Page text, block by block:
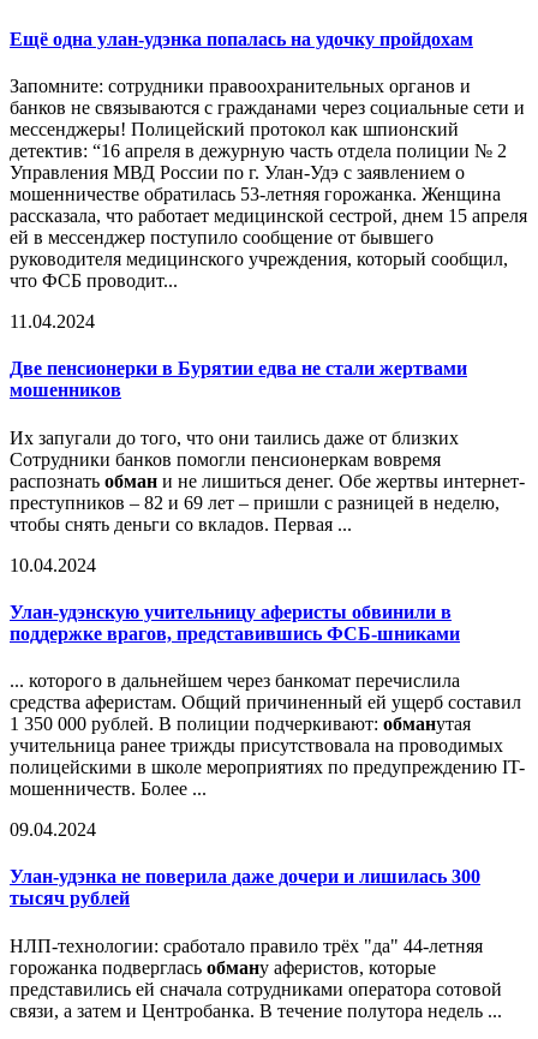
Ещё одна улан-удэнка попалась на удочку пройдохам
Запомните: сотрудники правоохранительных органов и
банков не связываются с гражданами через социальные сети и
мессенджеры! Полицейский протокол как шпионский
детектив: “16 апреля в дежурную часть отдела полиции № 2
Управления МВД России по г. Улан-Удэ с заявлением о
мошенничестве обратилась 53-летняя горожанка. Женщина
рассказала, что работает медицинской сестрой, днем 15 апреля
ей в мессенджер поступило сообщение от бывшего
руководителя медицинского учреждения, который сообщил,
что ФСБ проводит...
11.04.2024
Две пенсионерки в Бурятии едва не стали жертвами
мошенников
Их запугали до того, что они таились даже от близких
Сотрудники банков помогли пенсионеркам вовремя
распознать обман и не лишиться денег. Обе жертвы интернет-
преступников – 82 и 69 лет – пришли с разницей в неделю,
чтобы снять деньги со вкладов. Первая ...
10.04.2024
Улан-удэнскую учительницу аферисты обвинили в
поддержке врагов, представившись ФСБ-шниками
... которого в дальнейшем через банкомат перечислила
средства аферистам. Общий причиненный ей ущерб составил
1 350 000 рублей. В полиции подчеркивают: обманутая
учительница ранее трижды присутствовала на проводимых
полицейскими в школе мероприятиях по предупреждению IT-
мошенничеств. Более ...
09.04.2024
Улан-удэнка не поверила даже дочери и лишилась 300
тысяч рублей
НЛП-технологии: сработало правило трёх "да" 44-летняя
горожанка подверглась обману аферистов, которые
представились ей сначала сотрудниками оператора сотовой
связи, а затем и Центробанка. В течение полутора недель ...